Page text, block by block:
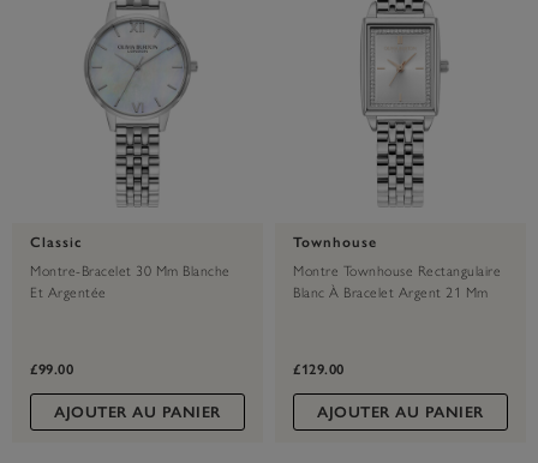
Classic
Montre-Bracelet 30 Mm Blanche
Et Argentée
£99.00
AJOUTER AU PANIER
Townhouse
Montre Townhouse Rectangulaire
Blanc À Bracelet Argent 21 Mm
£129.00
AJOUTER AU PANIER